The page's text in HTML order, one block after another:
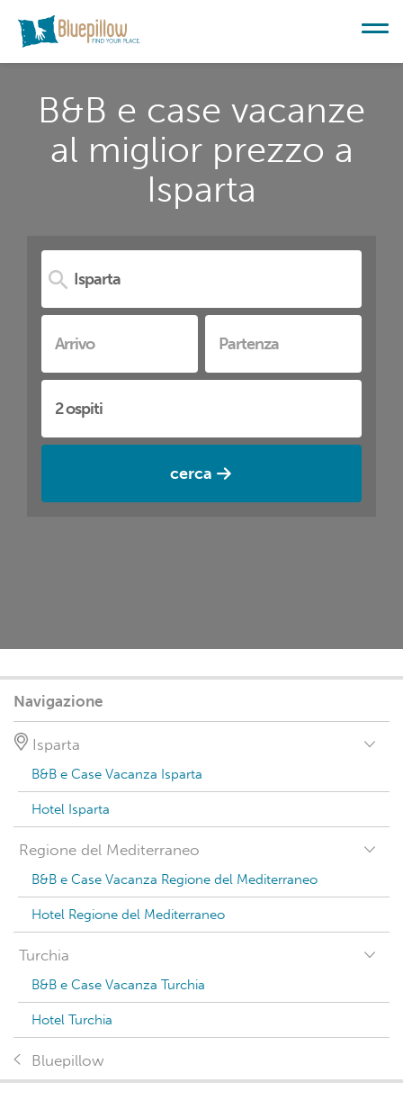
B&B e case vacanze
al miglior prezzo a
Isparta
cerca
Navigazione
Isparta
B&B e Case Vacanza Isparta
Hotel Isparta
Regione del Mediterraneo
B&B e Case Vacanza Regione del Mediterraneo
Hotel Regione del Mediterraneo
Turchia
B&B e Case Vacanza Turchia
Hotel Turchia
Bluepillow